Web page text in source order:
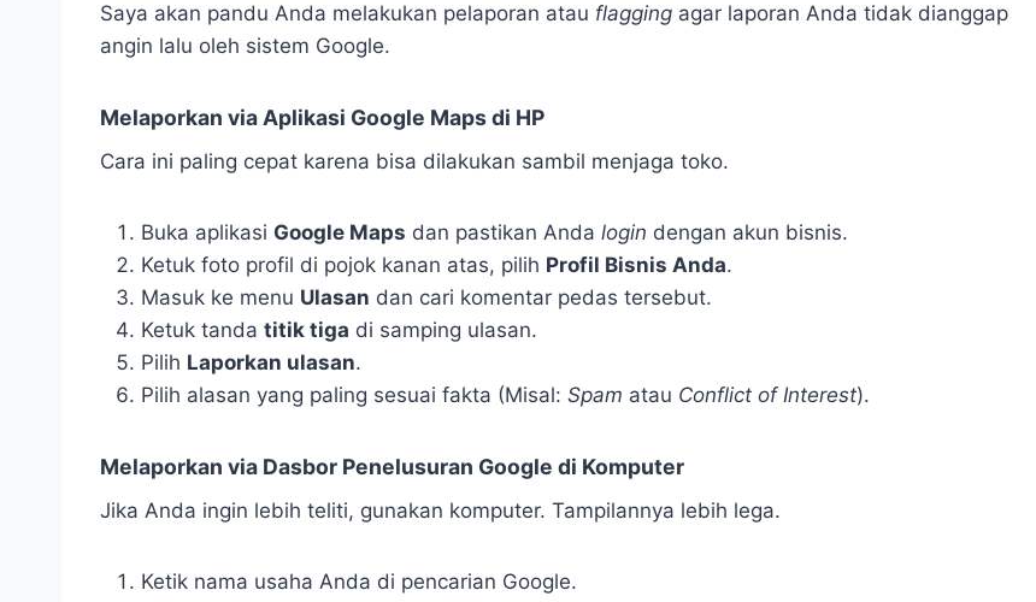
Saya akan pandu Anda melakukan pelaporan atau flagging agar laporan Anda tidak dianggap
angin lalu oleh sistem Google.
Melaporkan via Aplikasi Google Maps di HP
Cara ini paling cepat karena bisa dilakukan sambil menjaga toko.
Buka aplikasi Google Maps dan pastikan Anda login dengan akun bisnis.
Ketuk foto profil di pojok kanan atas, pilih Profil Bisnis Anda.
Masuk ke menu Ulasan dan cari komentar pedas tersebut.
Ketuk tanda titik tiga di samping ulasan.
Pilih Laporkan ulasan.
Pilih alasan yang paling sesuai fakta (Misal: Spam atau Conflict of Interest).
Melaporkan via Dasbor Penelusuran Google di Komputer
Jika Anda ingin lebih teliti, gunakan komputer. Tampilannya lebih lega.
Ketik nama usaha Anda di pencarian Google.